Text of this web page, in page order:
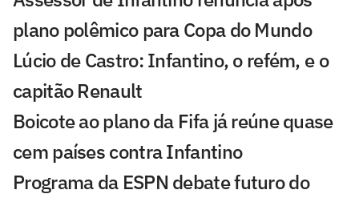
plano polêmico para Copa do Mundo
Lúcio de Castro: Infantino, o refém, e o
capitão Renault
Boicote ao plano da Fifa já reúne quase
cem países contra Infantino
Programa da ESPN debate futuro do